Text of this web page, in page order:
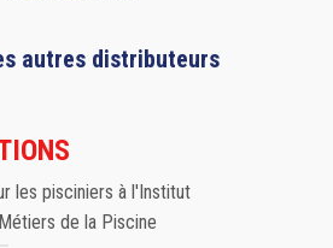
autres distributeurs
les pisciniers à l'Institut
de la Piscine